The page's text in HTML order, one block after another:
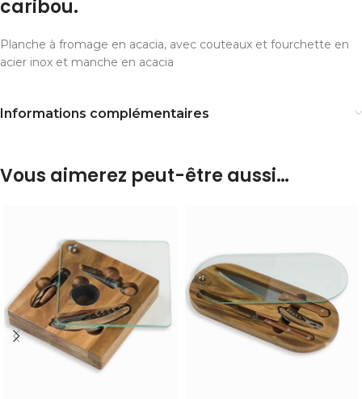
caribou.
Planche à fromage en acacia, avec couteaux et fourchette en
acier inox et manche en acacia
Informations complémentaires
Vous aimerez peut-être aussi…